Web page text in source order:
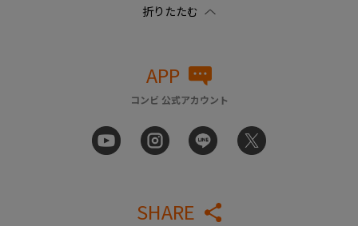
APP
コンビ 公式アカウント
SHARE